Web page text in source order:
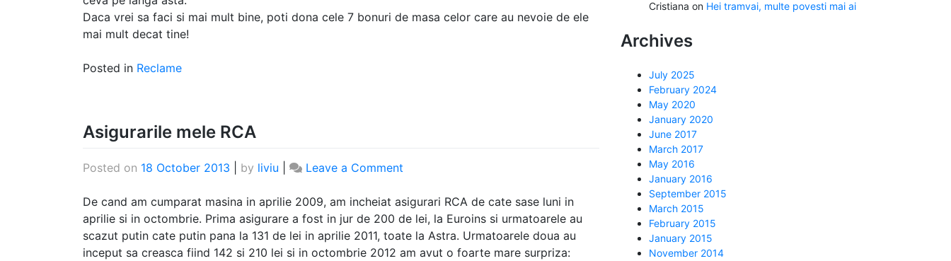
Daca vrei sa faci si mai mult bine, poti dona cele 7 bonuri de masa celor care au nevoie de ele
mai mult decat tine!
Posted in Reclame
Asigurarile mele RCA
Posted on 18 October 2013 by liviu Leave a Comment
mele
RCA
De cand am cumparat masina in aprilie 2009, am incheiat asigurari RCA de cate sase luni in
aprilie si in octombrie. Prima asigurare a fost in jur de 200 de lei, la Euroins si urmatoarele au
scazut putin cate putin pana la 131 de lei in aprilie 2011, toate la Astra. Urmatoarele doua au
inceput sa creasca fiind 142 si 210 lei si in octombrie 2012 am avut o foarte mare surpriza:
Cristiana on Hei tramvai, multe povesti mai ai
Archives
July 2025
February 2024
May 2020
January 2020
June 2017
March 2017
May 2016
January 2016
September 2015
March 2015
February 2015
January 2015
November 2014